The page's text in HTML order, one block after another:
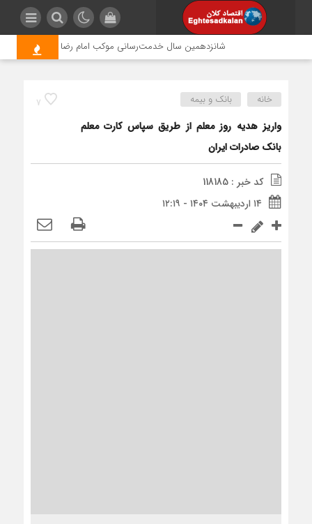
شانزدهمین سال خدمت‌رسانی موکب امام رضا (ع) پتروشیمی
7 خانه بانک و بیمه
واریز هدیه روز معلم از طریق سپاس کارت معلم
بانک صادرات ایران
کد خبر : 118185
۱۴ اردیبهشت ۱۴۰۴ - ۱۲:۱۹